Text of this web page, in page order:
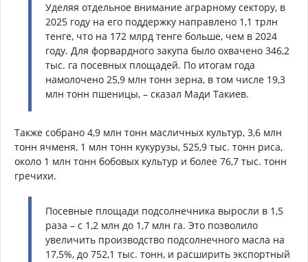
Уделяя отдельное внимание аграрному сектору, в
2025 году на его поддержку направлено 1,1 трлн
тенге, что на 172 млрд тенге больше, чем в 2024
году. Для форвардного закупа было охвачено 346,2
тыс. га посевных площадей. По итогам года
намолочено 25,9 млн тонн зерна, в том числе 19,3
млн тонн пшеницы, – сказал Мади Такиев.
Также собрано 4,9 млн тонн масличных культур, 3,6 млн
тонн ячменя, 1 млн тонн кукурузы, 525,9 тыс. тонн риса,
около 1 млн тонн бобовых культур и более 76,7 тыс. тонн
гречихи.
Посевные площади подсолнечника выросли в 1,5
раза – с 1,2 млн до 1,7 млн га. Это позволило
увеличить производство подсолнечного масла на
17,5%, до 752,1 тыс. тонн, и расширить экспортный